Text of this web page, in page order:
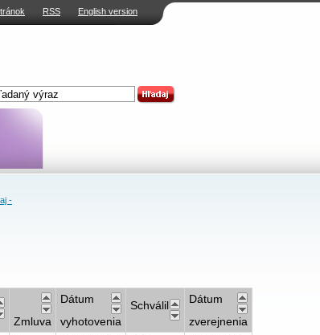
RSS English version
-
Zmluva
Dátum
vyhotovenia
Schválil
Dátum
zverejnenia